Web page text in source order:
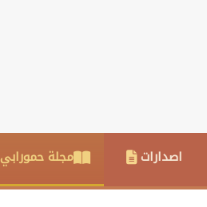
اصدارات مجلة حمورابي